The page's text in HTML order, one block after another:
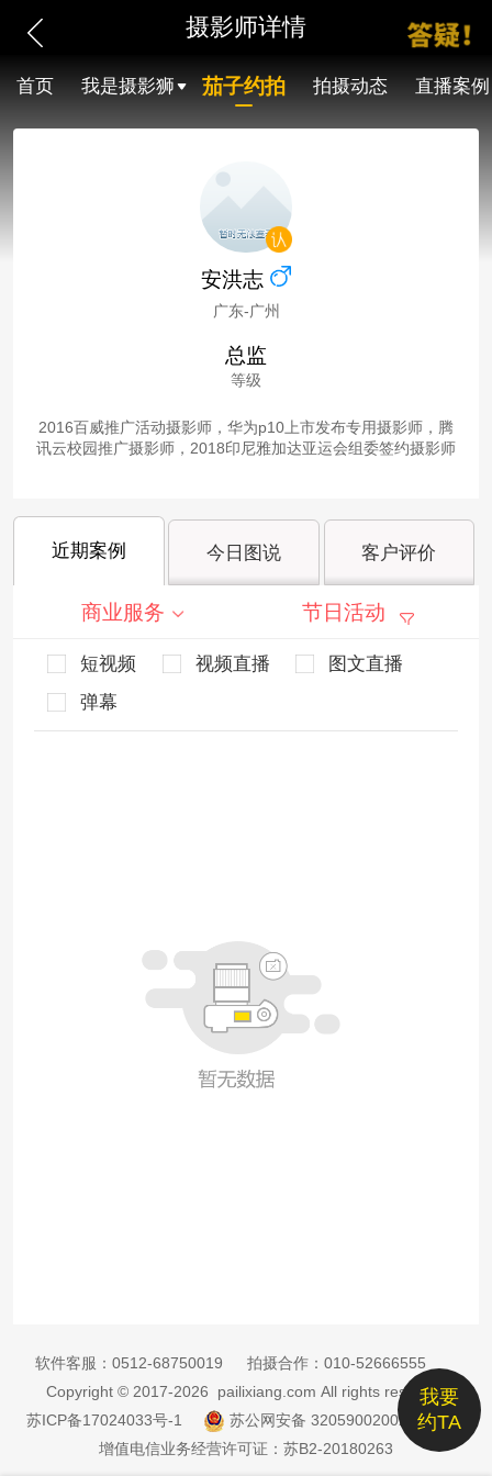
摄影师详情
首页 我是摄影狮 茄子约拍 拍摄动态 直播案例
安洪志
广东-广州
总监
等级
2016百威推广活动摄影师，华为p10上市发布专用摄影师，腾
讯云校园推广摄影师，2018印尼雅加达亚运会组委签约摄影师
近期案例 今日图说 客户评价
商业服务 节日活动
短视频 视频直播
图文直播
弹幕
我要
约TA
软件客服： 0512-68750019 拍摄合作： 010-52666555
Copyright © 2017-2026 pailixiang.com All rights reserved
苏ICP备17024033号-1
苏公网安备 32059002002885号
增值电信业务经营许可证：苏B2-20180263